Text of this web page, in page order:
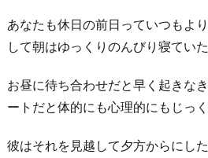
た
く
な
い
休
あなたも休日の前日っていつもよ
して朝はゆっくりのんびり寝てい
お昼に待ち合わせだと早く起きな
ートだと体的にも心理的にもじっ
彼はそれを見越して夕方からにし